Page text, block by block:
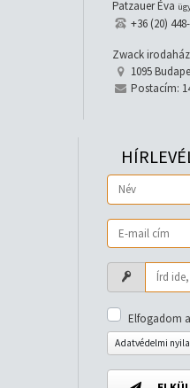
Patzauer Éva
+36 (20)
Zwack irodaház
1095
Postacím:
Elfogadom
Adatvédelmi